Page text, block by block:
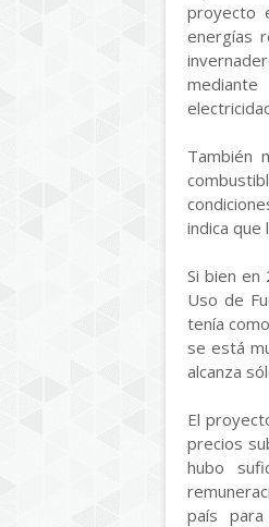
proyecto
energías
También
indica que
Si bien en
Uso de
tenía
se está
alcanza
El
precios
hubo
país